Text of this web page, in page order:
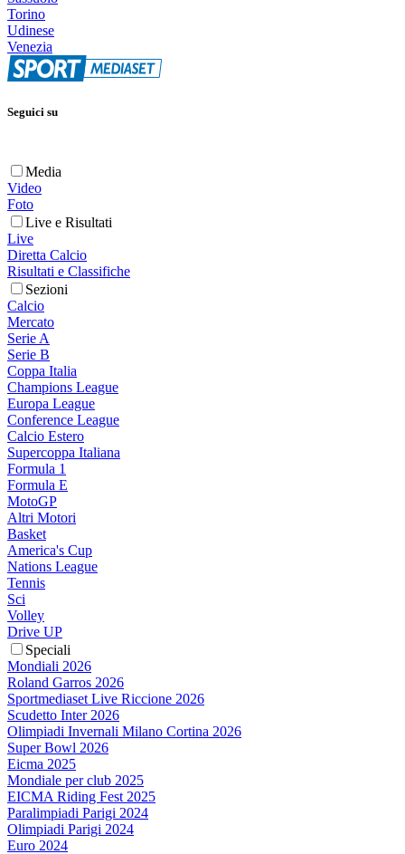
Torino
Udinese
Venezia
Seguici su
Media
Video
Foto
Live e Risultati
Live
Diretta Calcio
Risultati e Classifiche
Sezioni
Calcio
Mercato
Serie A
Serie B
Coppa Italia
Champions League
Europa League
Conference League
Calcio Estero
Supercoppa Italiana
Formula 1
Formula E
MotoGP
Altri Motori
Basket
America's Cup
Nations League
Tennis
Sci
Volley
Drive UP
Speciali
Mondiali 2026
Roland Garros 2026
Sportmediaset Live Riccione 2026
Scudetto Inter 2026
Olimpiadi Invernali Milano Cortina 2026
Super Bowl 2026
Eicma 2025
Mondiale per club 2025
EICMA Riding Fest 2025
Paralimpiadi Parigi 2024
Olimpiadi Parigi 2024
Euro 2024